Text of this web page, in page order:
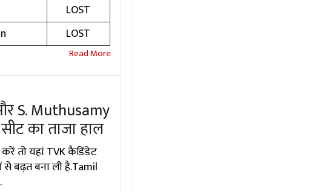
LOST
LOST
S. Muthusamy
का ताजा हाल
तो यहां TVK कैडिंडेट
से बढ़त बना ली है.Tamil